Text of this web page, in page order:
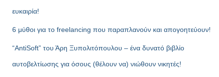
ευκαιρία!
6 μύθοι για το freelancing που παραπλανούν και απογοητεύουν!
“AntiSoft” του Άρη Ξυπολιτόπουλου – ένα δυνατό βιβλίο
αυτοβελτίωσης για όσους (θέλουν να) νιώθουν νικητές!